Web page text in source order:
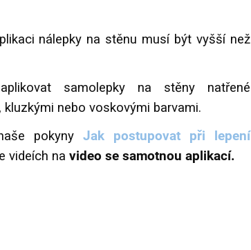
nálepky na stěnu musí být vyšší než
aplikovat samolepky na stěny natřené
kluzkými nebo voskovými barvami.
pokyny Jak postupovat při lepení
videích na video se samotnou aplikací.